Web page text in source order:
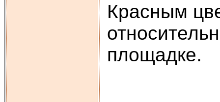
Красным
площадке.